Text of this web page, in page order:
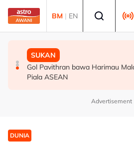
Skip to main content
BM | EN
MALAYSIA
Berita tempatan pilihan
MALAYSIA
Bapa lemas cuba selamatkan
SUKAN
Gol Pavithran bawa Harimau
Piala ASEAN
Advertisement
DUNIA